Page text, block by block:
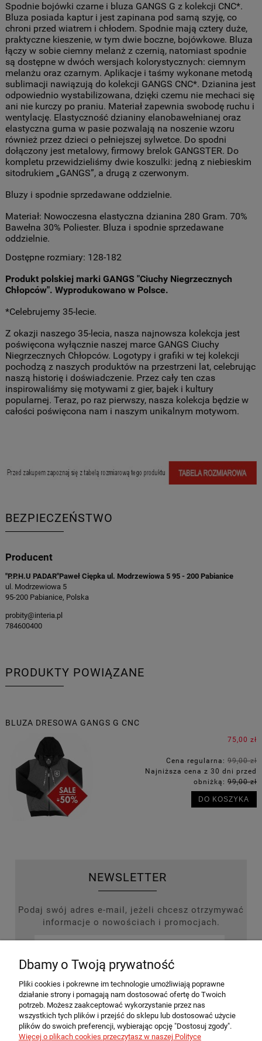
Spodnie bojówki czarne i bluza GANGS G z kolekcji CNC*.
Bluza posiada kaptur i jest zapinana pod samą szyję, co
chroni przed wiatrem i chłodem. Spodnie mają cztery duże,
praktyczne kieszenie, w tym dwie boczne, bojówkowe. Bluza
łączy w sobie ciemny melanż z czernią, natomiast spodnie
są dostępne w dwóch wersjach kolorystycznych: ciemnym
melanżu oraz czarnym. Aplikacje i taśmy wykonane metodą
sublimacji nawiązują do kolekcji GANGS CNC*. Dzianina jest
odpowiednio wystabilizowana, dzięki czemu nie mechaci się
ani nie kurczy po praniu. Materiał zapewnia swobodę ruchu i
wentylację. Elastyczność dzianiny elanobawełnianej oraz
elastyczna guma w pasie pozwalają na noszenie wzoru
również przez dzieci o pełniejszej sylwetce. Do spodni
dołączony jest metalowy, firmowy brelok GANGSTER. Do
kompletu przewidzieliśmy dwie koszulki: jedną z niebieskim
sitodrukiem „GANGS”, a drugą z czerwonym.
Bluzy i spodnie sprzedawane oddzielnie.
Materiał: Nowoczesna elastyczna dzianina 280 Gram. 70%
Bawełna 30% Poliester. Bluza i spodnie sprzedawane
oddzielnie.
Dostępne rozmiary: 128-182
Produkt polskiej marki GANGS "Ciuchy Niegrzecznych
Chłopców". Wyprodukowano w Polsce.
*Celebrujemy 35-lecie.
Z okazji naszego 35-lecia, nasza najnowsza kolekcja jest
poświęcona wyłącznie naszej marce GANGS Ciuchy
Niegrzecznych Chłopców. Logotypy i grafiki w tej kolekcji
pochodzą z naszych produktów na przestrzeni lat, celebrując
naszą historię i doświadczenie. Przez cały ten czas
inspirowaliśmy się motywami z gier, bajek i kultury
popularnej. Teraz, po raz pierwszy, nasza kolekcja będzie w
całości poświęcona nam i naszym unikalnym motywom.
BEZPIECZEŃSTWO
Producent
"P.P.H.U PADAR"Paweł Ciępka ul. Modrzewiowa 5 95 - 200 Pabianice
ul. Modrzewiowa 5
95-200 Pabianice, Polska
probity@interia.pl
784600400
PRODUKTY POWIĄZANE
BLUZA DRESOWA GANGS G CNC
75,00 zł
Cena regularna:99,00 zł
Najniższa cena z 30 dni przed
obniżką:99,00 zł
DO KOSZYKA
NEWSLETTER
Podaj swój adres e-mail, jeżeli chcesz otrzymywać
informacje o nowościach i promocjach.
ZAPISZ SIĘ
MOJE KONTO
Dbamy o Twoją prywatność
Pliki cookies i pokrewne im technologie umożliwiają poprawne
działanie strony i pomagają nam dostosować ofertę do Twoich
potrzeb. Możesz zaakceptować wykorzystanie przez nas
wszystkich tych plików i przejść do sklepu lub dostosować użycie
plików do swoich preferencji, wybierając opcję "Dostosuj zgody".
Więcej o plikach cookies przeczytasz w naszej Polityce